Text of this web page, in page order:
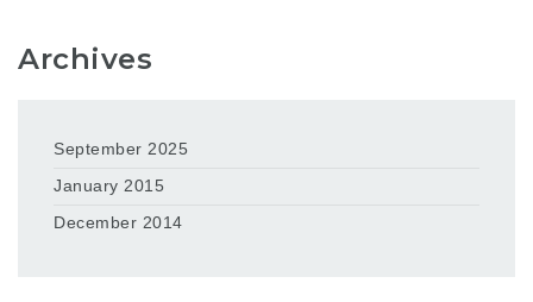
Archives
September 2025
January 2015
December 2014